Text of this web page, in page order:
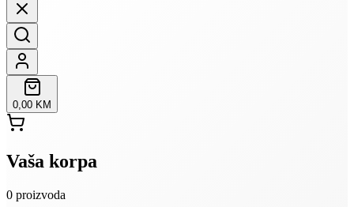
0,00 KM
Vaša korpa
0 proizvoda